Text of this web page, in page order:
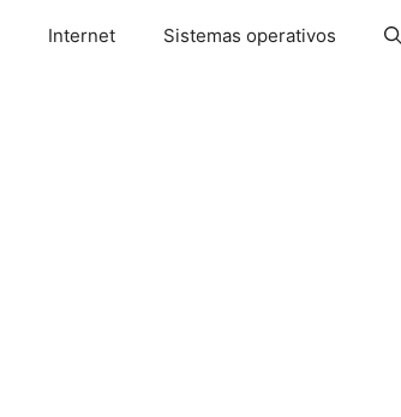
Internet Sistemas operativos